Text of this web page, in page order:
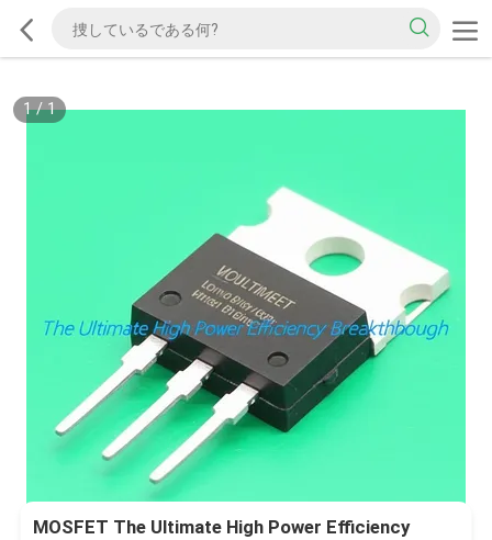
1/1
MOSFET The Ultimate High Power Efficiency